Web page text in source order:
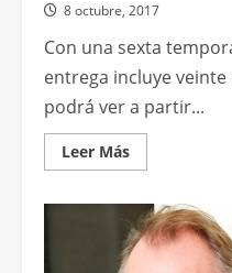
8 octubre, 2017
Con una sexta
entrega incluye
podrá ver a partir...
Leer MásLeer
más
Lo
nuevo
de
Vikingos